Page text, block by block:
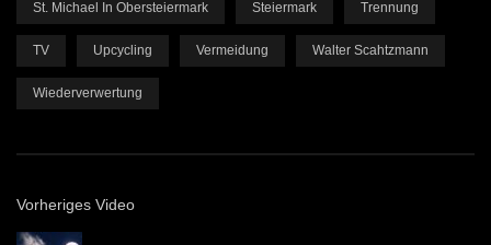
St. Michael In Obersteiermark Steiermark Trennung
TV Upcycling Vermeidung Walter Scahtzmann
Wiederverwertung
Vorheriges Video